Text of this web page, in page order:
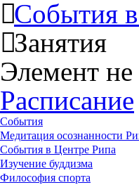
События
Занятия
Элемент
Расписание
События
Медитация осознанности
События в Центре Рипа
Изучение буддизма
Философия спорта